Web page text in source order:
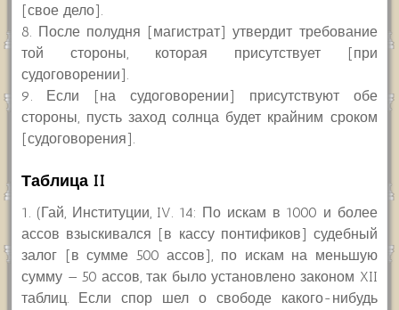
[свое дело].
8. После полудня [магистрат] утвердит требование
той стороны, которая присутствует [при
судоговорении].
9. Если [на судоговорении] присутствуют обе
стороны, пусть заход солнца будет крайним сроком
[судоговорения].
Таблица II
1. (Гай, Институции, IV. 14: По искам в 1000 и более
ассов взыскивался [в кассу понтификов] судебный
залог [в сумме 500 ассов], по искам на меньшую
сумму — 50 ассов, так было установлено законом XII
таблиц. Если спор шел о свободе какого-нибудь